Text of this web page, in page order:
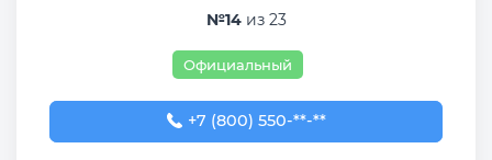
№14из 23
Официальный
+7 (800) 550-50-29
+7 (800) 550-**-**